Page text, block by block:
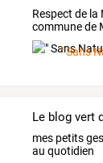
Respect de la
communede
Association
" Sans
Le blog vert
mes petits
au quotidien